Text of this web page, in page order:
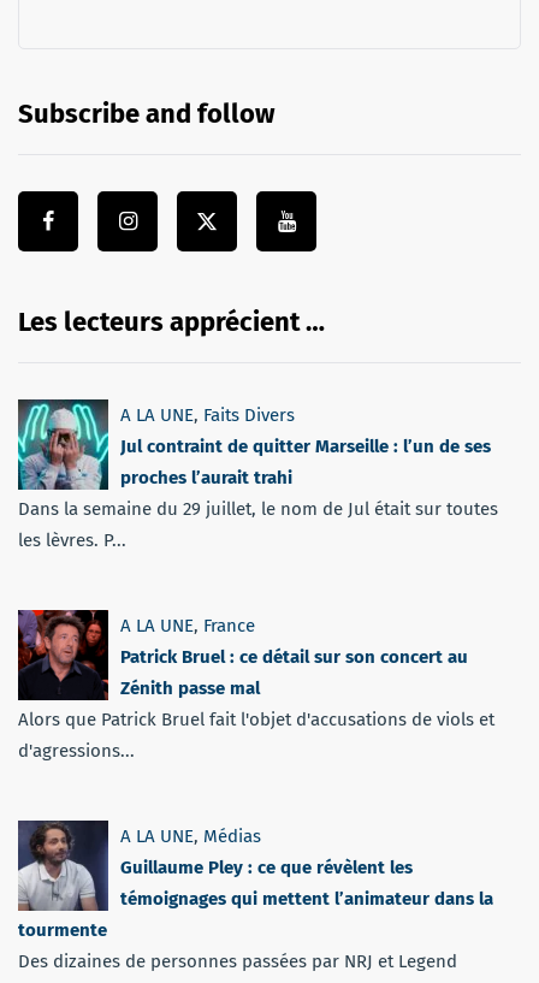
Subscribe and follow
Les lecteurs apprécient …
A LA UNE, Faits Divers
Jul contraint de quitter Marseille : l’un de ses
proches l’aurait trahi
Dans la semaine du 29 juillet, le nom de Jul était sur toutes
les lèvres. P...
A LA UNE, France
Patrick Bruel : ce détail sur son concert au
Zénith passe mal
Alors que Patrick Bruel fait l'objet d'accusations de viols et
d'agressions...
A LA UNE, Médias
Guillaume Pley : ce que révèlent les
témoignages qui mettent l’animateur dans la
tourmente
Des dizaines de personnes passées par NRJ et Legend